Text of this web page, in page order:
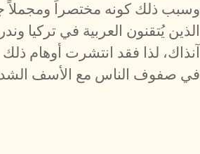
وسبب ذلك كونه مختصراً ومجملاً
الذين يُتقنون العربية في تركيا
آنذاك، لذا فقد انتشرت أوهام
في صفوف الناس مع الأسف